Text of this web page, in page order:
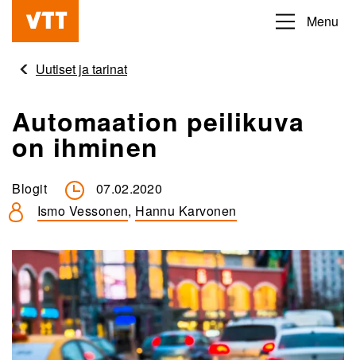
Hyppää
pääsisältöön
Beyond
obvious
Menu
Uutiset ja tarinat
Automaation peilikuva
on ihminen
Blogit
07.02.2020
Ismo Vessonen, Hannu Karvonen